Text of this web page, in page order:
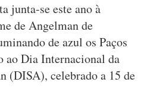
junta-se este ano à
de Angelman de
de azul os Paços
ao Dia Internacional da
(DISA), celebrado a 15 de